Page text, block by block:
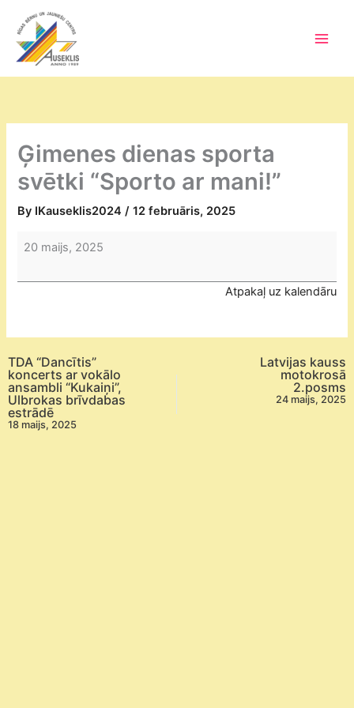
content
Ģimenes dienas sporta
svētki “Sporto ar mani!”
By IKauseklis2024/12 februāris, 2025
Ģimenes
sporta
ar
mani!”
20 maijs, 2025
Atpakaļ uz kalendāru
TDA “Dancītis”
koncerts ar vokālo
ansambli “Kukaiņi”,
Ulbrokas brīvdabas
estrādē
18 maijs, 2025
Latvijas kauss
motokrosā
2.posms
24 maijs, 2025